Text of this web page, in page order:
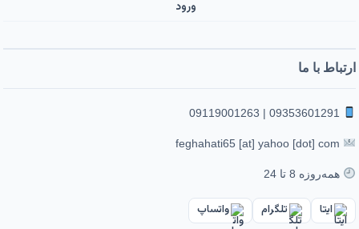
ورود ‌
ارتباط با ما
همه‌روزه 8 تا 24
ایتا تلگرام واتساپ